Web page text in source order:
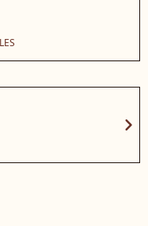
chevron_right